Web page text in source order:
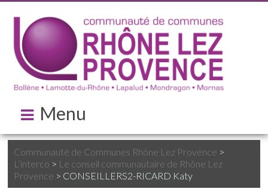
Menu
Communauté de Communes Rhône Lez Provence >
L’interco > Le conseil communautaire de Rhône Lez
Provence > CONSEILLERS2-RICARD Katy